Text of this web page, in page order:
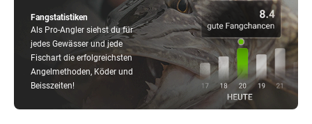
Fangstatistiken
Als Pro-Angler siehst du für
jedes Gewässer und jede
Fischart die erfolgreichsten
Angelmethoden, Köder und
Beisszeiten!